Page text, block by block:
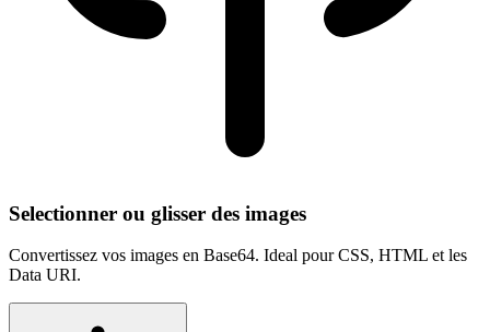
Selectionner ou glisser des images
Convertissez vos images en Base64. Ideal pour CSS, HTML et les
Data URI.